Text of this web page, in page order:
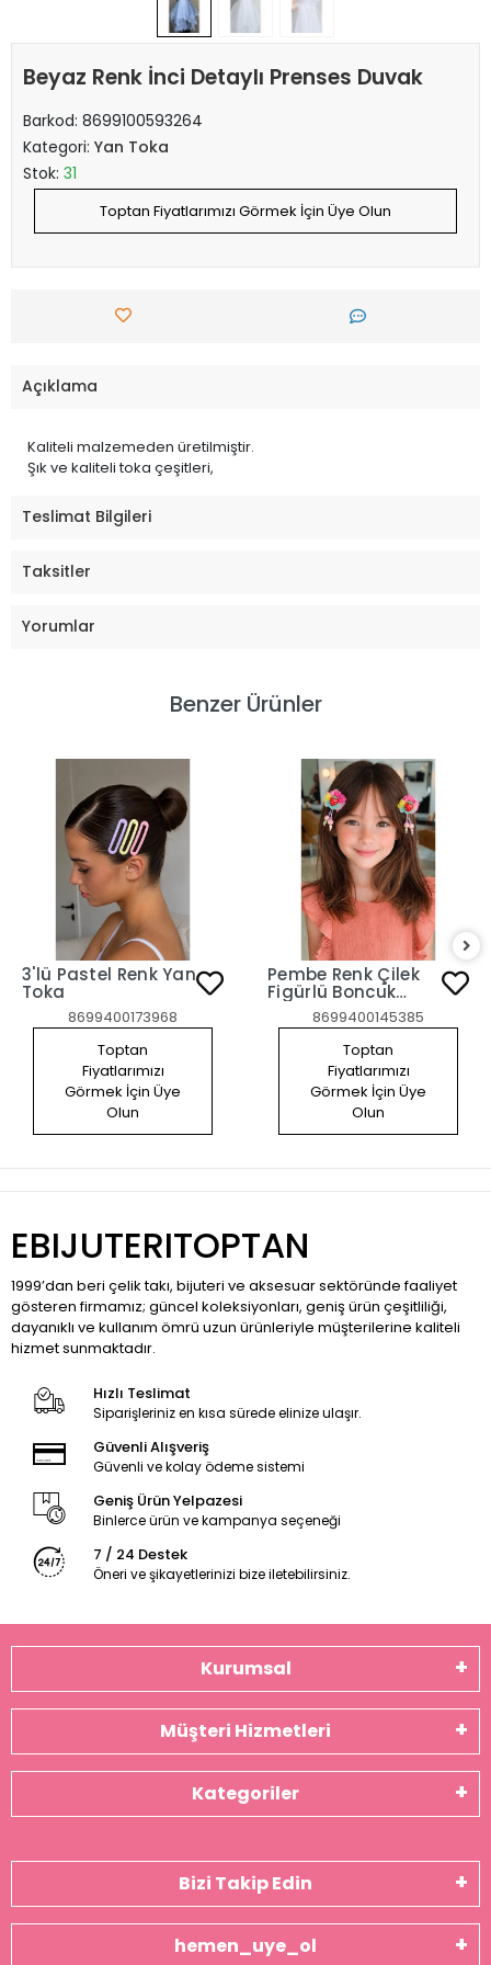
Beyaz Renk İnci Detaylı Prenses Duvak
Barkod: 8699100593264
Kategori: Yan Toka
Stok: 31
Toptan Fiyatlarımızı Görmek İçin Üye Olun
Açıklama
Kaliteli malzemeden üretilmiştir.
Şık ve kaliteli toka çeşitleri,
Teslimat Bilgileri
Taksitler
Yorumlar
Benzer Ürünler
3'lü Pastel Renk Yan
Toka
8699400173968
Toptan
Fiyatlarımızı
Görmek İçin Üye
Olun
Pembe Renk Çilek
Figürlü Boncuk
Detaylı 2'li Yan
Toka Set8699400145385
Toptan
Fiyatlarımızı
Görmek İçin Üye
Olun
EBIJUTERITOPTAN
1999’dan beri çelik takı, bijuteri ve aksesuar sektöründe faaliyet
gösteren firmamız; güncel koleksiyonları, geniş ürün çeşitliliği,
dayanıklı ve kullanım ömrü uzun ürünleriyle müşterilerine kaliteli
hizmet sunmaktadır.
Hızlı Teslimat
Siparişleriniz en kısa sürede elinize ulaşır.
Güvenli Alışveriş
Güvenli ve kolay ödeme sistemi
Geniş Ürün Yelpazesi
Binlerce ürün ve kampanya seçeneği
7 / 24 Destek
Öneri ve şikayetlerinizi bize iletebilirsiniz.
Kurumsal
Müşteri Hizmetleri
Kategoriler
Bizi Takip Edin
hemen_uye_ol